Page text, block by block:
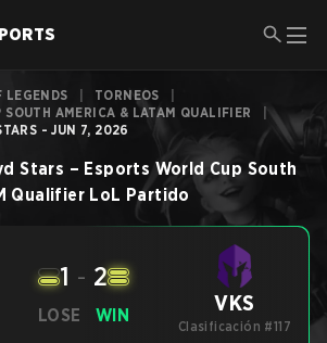
LEGENDS TORNEOS
SOUTH AMERICA & LATAM QUALIFIER
- JUN 7, 2026
Stars – Esports World Cup South
Qualifier LoL Partido
LOSE
1 - 2
WIN VKS
Clasificación #117